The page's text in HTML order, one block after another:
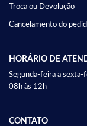
Troca ou Devolução
Cancelamento do
HORÁRIO DE
Segunda-feira a sexta-
08h às 12h
CONTATO